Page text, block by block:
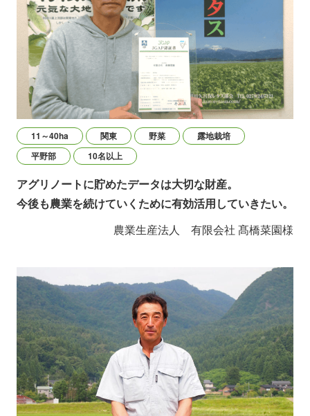
アグリノートに貯めたデータは大切な財産。
今後も農業を続けていくために有効活用していきたい。
農業生産法人 有限会社 髙橋菜園様
11～40ha 関東 野菜
露地栽培
平野部
10名以上